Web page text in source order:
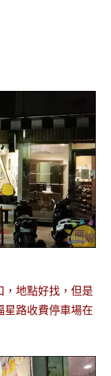
，地點好找，但是
星路收費停車場在